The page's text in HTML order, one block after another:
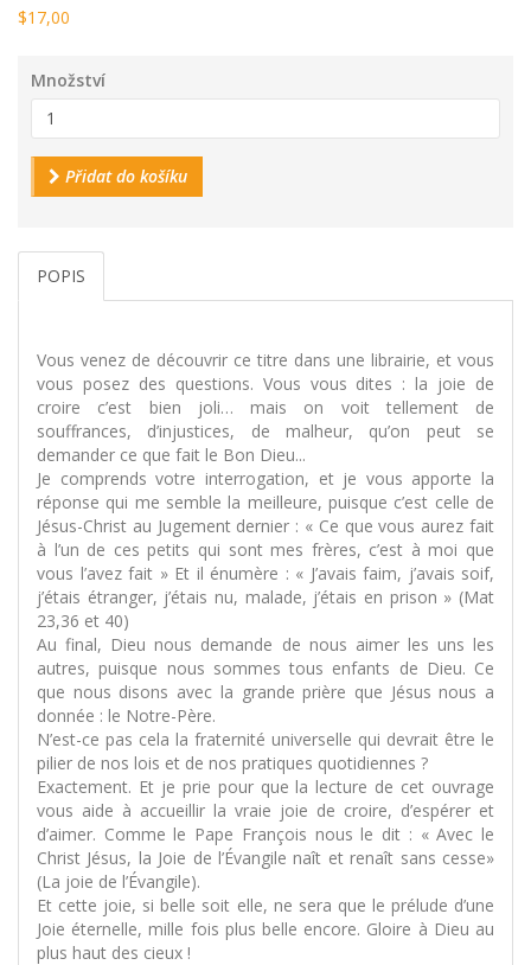
$17,00
Množství
Přidat do košíku
POPIS
Vous venez de découvrir ce titre dans une librairie, et vous
vous posez des questions. Vous vous dites : la joie de
croire c’est bien joli… mais on voit tellement de
souffrances, d’injustices, de malheur, qu’on peut se
demander ce que fait le Bon Dieu...
Je comprends votre interrogation, et je vous apporte la
réponse qui me semble la meilleure, puisque c’est celle de
Jésus-Christ au Jugement dernier : « Ce que vous aurez fait
à l’un de ces petits qui sont mes frères, c’est à moi que
vous l’avez fait » Et il énumère : « J’avais faim, j’avais soif,
j’étais étranger, j’étais nu, malade, j’étais en prison » (Mat
23,36 et 40)
Au final, Dieu nous demande de nous aimer les uns les
autres, puisque nous sommes tous enfants de Dieu. Ce
que nous disons avec la grande prière que Jésus nous a
donnée : le Notre-Père.
N’est-ce pas cela la fraternité universelle qui devrait être le
pilier de nos lois et de nos pratiques quotidiennes ?
Exactement. Et je prie pour que la lecture de cet ouvrage
vous aide à accueillir la vraie joie de croire, d’espérer et
d’aimer. Comme le Pape François nous le dit : « Avec le
Christ Jésus, la Joie de l’Évangile naît et renaît sans cesse»
(La joie de l’Évangile).
Et cette joie, si belle soit elle, ne sera que le prélude d’une
Joie éternelle, mille fois plus belle encore. Gloire à Dieu au
plus haut des cieux !